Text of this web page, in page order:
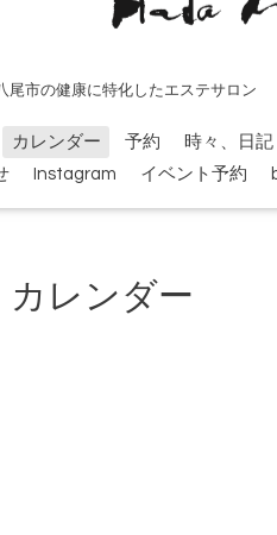
尾市の健康に特化したエステサロン
カレンダー 予約 時々、日記
Instagram イベント予約
カレンダー